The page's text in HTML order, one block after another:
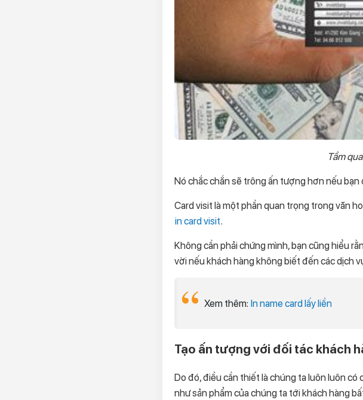
Tầm
Nó chắc chắn sẽ trông ấn tượng hơn nếu
Card visit là một phần quan trọng trong văn
in card visit.
Không cần phải chứng mình, bạn cũng hiểu
vời nếu khách hàng không biết đến các dịch
Xem thêm: In name card lấy liền
Tạo ấn tượng với đối tác khách
Do đó, điều cần thiết là chúng ta luôn luôn
như sản phẩm của chúng ta tới khách hàng